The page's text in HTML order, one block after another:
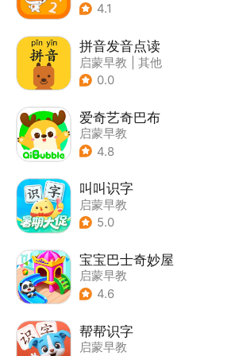
4.1
拼音发音点读
启蒙早教
其他
0.0
爱奇艺奇巴布
启蒙早教
4.8
叫叫识字
启蒙早教
5.0
宝宝巴士奇妙屋
启蒙早教
| 儿童益智游戏
4.6
帮帮识字
启蒙早教